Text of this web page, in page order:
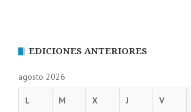
EDICIONES ANTERIORES
agosto 2026
L M X J V